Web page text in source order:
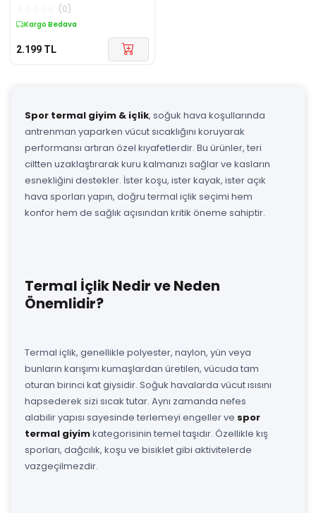
Ultra Sıcak Tutucu III. Seviye
(0)
Kargo Bedava
2.199 TL
Spor termal giyim & içlik, soğuk hava koşullarında
antrenman yaparken vücut sıcaklığını koruyarak
performansı artıran özel kıyafetlerdir. Bu ürünler, teri
ciltten uzaklaştırarak kuru kalmanızı sağlar ve kasların
esnekliğini destekler. İster koşu, ister kayak, ister açık
hava sporları yapın, doğru termal içlik seçimi hem
konfor hem de sağlık açısından kritik öneme sahiptir.
Termal İçlik Nedir ve Neden
Önemlidir?
Termal içlik, genellikle polyester, naylon, yün veya
bunların karışımı kumaşlardan üretilen, vücuda tam
oturan birinci kat giysidir. Soğuk havalarda vücut ısısını
hapsederek sizi sıcak tutar. Aynı zamanda nefes
alabilir yapısı sayesinde terlemeyi engeller ve spor
termal giyimkategorisinin temel taşıdır. Özellikle kış
sporları, dağcılık, koşu ve bisiklet gibi aktivitelerde
vazgeçilmezdir.